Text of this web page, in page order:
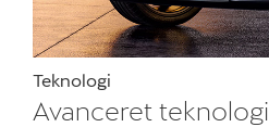
Teknologi
Avanceret teknologi